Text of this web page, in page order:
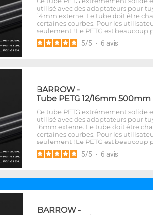
utilisé avec des adaptateurs pour
14mm externe. Le tube doit être
certaines courbes. Pour les
seulement ! Le PETG est beaucoup
5/5 - 6 avis
BARROW -
Tube PETG 12/16mm 500mm
Ce tube PETG extrêmement solide
utilisé avec des adaptateurs pour
16mm externe. Le tube doit être
certaines courbes. Pour les
seulement ! Le PETG est beaucoup
5/5 - 6 avis
BARROW -